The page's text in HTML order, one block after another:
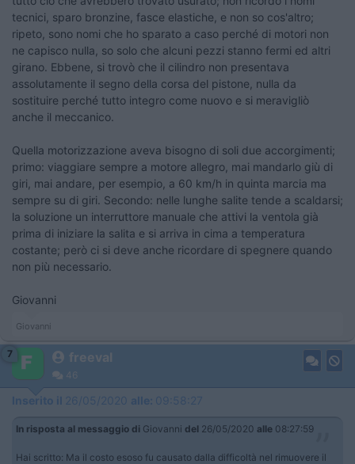
tecnici, sparo bronzine, fasce elastiche, e non so cos'altro;
ripeto, sono nomi che ho sparato a caso perché di motori non
ne capisco nulla, so solo che alcuni pezzi stanno fermi ed altri
girano. Ebbene, si trovò che il cilindro non presentava
assolutamente il segno della corsa del pistone, nulla da
sostituire perché tutto integro come nuovo e si meravigliò
anche il meccanico.
Quella motorizzazione aveva bisogno di soli due accorgimenti;
primo: viaggiare sempre a motore allegro, mai mandarlo giù di
giri, mai andare, per esempio, a 60 km/h in quinta marcia ma
sempre su di giri. Secondo: nelle lunghe salite tende a scaldarsi;
la soluzione un interruttore manuale che attivi la ventola già
prima di iniziare la salita e si arriva in cima a temperatura
costante; però ci si deve anche ricordare di spegnere quando
non più necessario.
Giovanni
Giovanni
7 freeval
46
Inserito il 26/05/2020 alle: 09:58:27
In risposta al messaggio di Giovanni del 26/05/2020 alle 08:27:59
Hai scritto: Ma il costo esoso fu causato dalla difficoltà nel rimuovere il